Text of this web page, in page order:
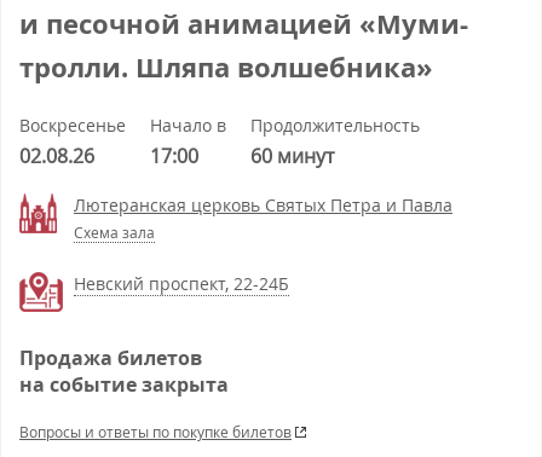
и песочной анимацией «Муми-
тролли. Шляпа волшебника»
Воскресенье
02.08.26
Начало в
17:00
Продолжительность
60 минут
Лютеранская церковь Святых Петра и Павла
Схема зала
Невский проспект, 22-24Б
Продажа билетов
на событие закрыта
Вопросы и ответы по покупке билетов